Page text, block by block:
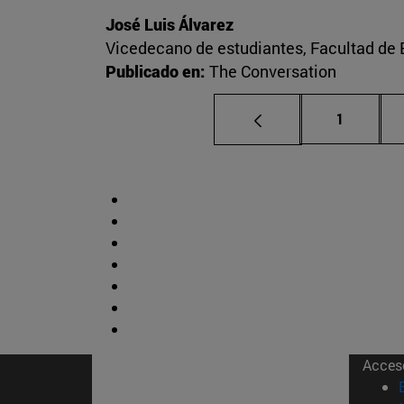
José Luis Álvarez
Vicedecano de estudiantes, Facultad de
Publicado en: The Conversation
Página
1